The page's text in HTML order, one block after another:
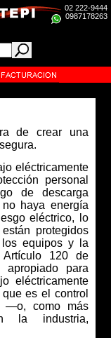
02 222-9444
0987178263
de crear una
eléctricamente
personal
de descarga
haya energía
eléctrico, lo
protegidos
equipos y la
120 de
apropiado para
eléctricamente
es el control
—o, como más
la industria,